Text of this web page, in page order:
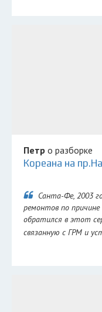
Петр о разборке
Кореана на
Санта-Фе, 2003
ремонтов по
обратился в этот
связанную с ГРМ и